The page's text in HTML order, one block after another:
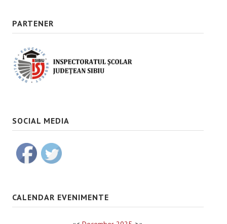
PARTENER
SOCIAL MEDIA
CALENDAR EVENIMENTE